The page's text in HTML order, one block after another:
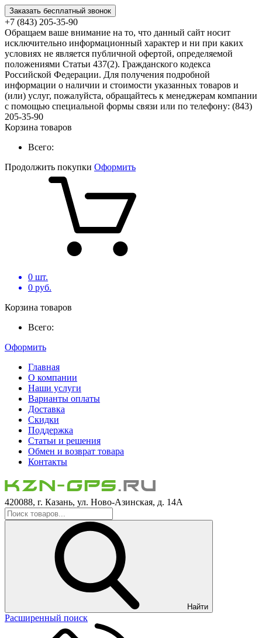
Заказать бесплатный звонок
+7 (843) 205-35-90
Обращаем ваше внимание на то, что данный сайт носит
исключительно информационный характер и ни при каких
условиях не является публичной офертой, определяемой
положениями Статьи 437(2). Гражданского кодекса
Российской Федерации. Для получения подробной
информации о наличии и стоимости указанных товаров и
(или) услуг, пожалуйста, обращайтесь к менеджерам компании
с помощью специальной формы связи или по телефону: (843)
205-35-90
Корзина товаров
Всего:
Продолжить покупки Оформить
0 шт.
0 руб.
Корзина товаров
Всего:
Оформить
Главная
О компании
Наши услуги
Варианты оплаты
Доставка
Скидки
Поддержка
Статьи и решения
Обмен и возврат товара
Контакты
420088, г. Казань, ул. Ново-Азинская, д. 14А
Найти
Расширенный поиск